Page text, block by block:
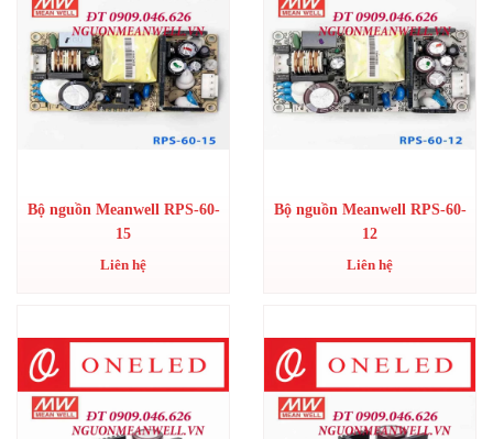
Bộ nguồn Meanwell RPS-60-
15
Liên hệ
Bộ nguồn Meanwell RPS-60-
12
Liên hệ